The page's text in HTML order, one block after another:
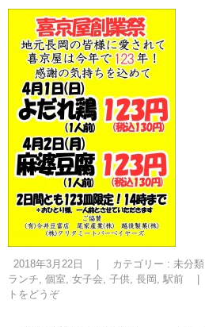
2018年3月22日 カテゴリー : 未分類
ランチ, 個室, 女子会, 子供, 長岡 , 駅前
トをどうぞ